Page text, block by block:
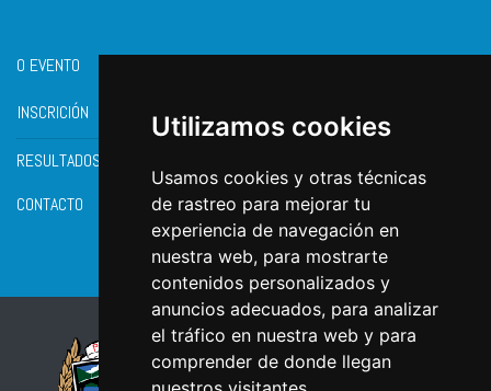
Utilizamos cookies
Usamos cookies y otras técnicas
de rastreo para mejorar tu
experiencia de navegación en
nuestra web, para mostrarte
contenidos personalizados y
anuncios adecuados, para analizar
el tráfico en nuestra web y para
comprender de donde llegan
O EVENTO
INSCRICIÓN
RESULTADOS
CONTACTO